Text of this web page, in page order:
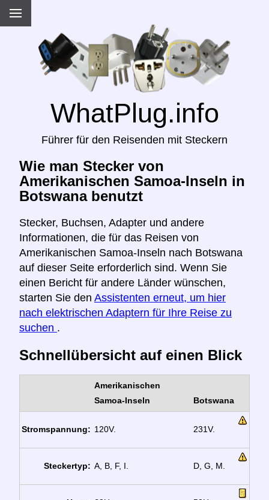
WhatPlug.info
Führer für den Reisenden mit Steckern
Wie man Stecker von
Amerikanischen Samoa-Inseln in
Botswana benutzt
Stecker, Buchsen, Adapter und andere
Informationen, die für das Reisen von
Amerikanischen Samoa-Inseln nach Botswana
auf dieser Seite erforderlich sind. Wenn Sie
einen Bericht für andere Länder wünschen,
starten Sie den Assistenten erneut, um hier
nach elektrischen Adaptern für Ihre Reise zu
suchen .
Schnellübersicht auf einen Blick
Amerikanischen
Samoa-Inseln
Botswana
Stromspannung: 120V. 231V.
Steckertyp: A, B, F, I. D, G, M.